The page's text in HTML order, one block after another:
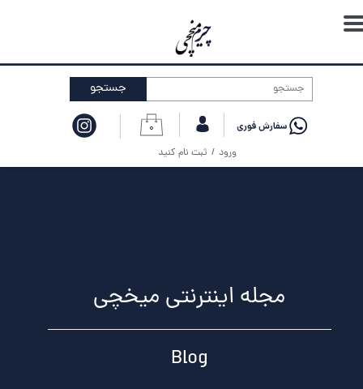
۰
ورود / ثبت نام کنید
حساب کاربری من
تغییر گذر واژه
خروج از حساب کاربری
جستجو
مجله اینترنتی میخچی
Blog